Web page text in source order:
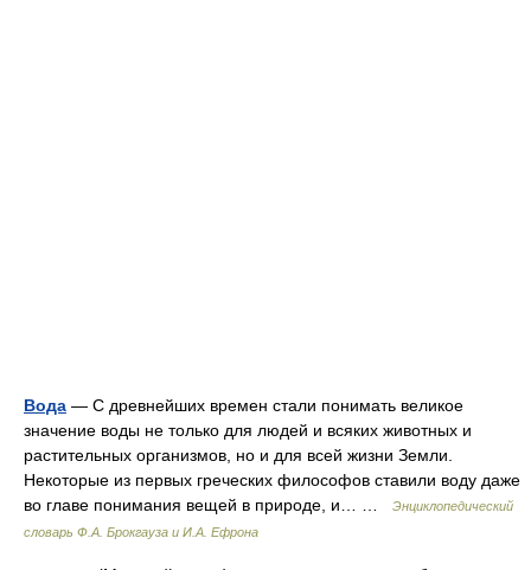
Вода — С древнейших времен стали понимать великое
значение воды не только для людей и всяких животных и
растительных организмов, но и для всей жизни Земли.
Некоторые из первых греческих философов ставили воду даже
во главе понимания вещей в природе, и… …
Энциклопедический
словарь Ф.А. Брокгауза и И.А. Ефрона